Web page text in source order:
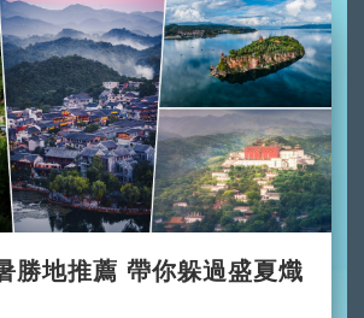
勝地推薦 帶你躲過盛夏熾